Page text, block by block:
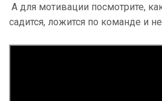
А для мотивации посмотрите,
садится, ложится по команде и